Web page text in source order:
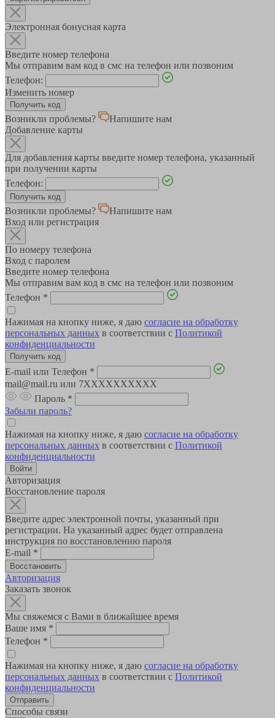
Электронная бонусная карта
Введите номер телефона
Мы отправим вам код в смс на телефон или позвоним
Телефон:
Изменить номер
Возникли проблемы?
Напишите нам
Добавление карты
Для добавления карты введите номер телефона, указанный
при получении карты
Телефон:
Возникли проблемы?
Напишите нам
Вход или регистрация
По номеру телефона
Вход с паролем
Введите номер телефона
Мы отправим вам код в смс на телефон или позвоним
Телефон *
Нажимая на кнопку ниже, я даю согласие на обработку
персональных данных в соответствии с Политикой
конфиденциальности
E-mail или Телефон *
mail@mail.ru или 7XXXXXXXXXX
Пароль *
Забыли пароль?
Нажимая на кнопку ниже, я даю согласие на обработку
персональных данных в соответствии с Политикой
конфиденциальности
Авторизация
Восстановление пароля
Введите адрес электронной почты, указанный при
регистрации. На указанный адрес будет отправлена
инструкция по восстановлению пароля
E-mail *
Авторизация
Заказать звонок
Мы свяжемся с Вами в ближайшее время
Ваше имя *
Телефон *
Нажимая на кнопку ниже, я даю согласие на обработку
персональных данных в соответствии с Политикой
конфиденциальности
Способы связи